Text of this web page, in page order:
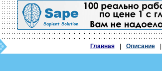
Главная Описание